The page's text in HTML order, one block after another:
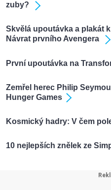
zuby?
Skvělá upoutávka a plakát
Návrat prvního Avengera
První upoutávka na
Zemřel herec Philip
Hunger Games
Kosmický hadry: V čem
10 nejlepších znělek ze